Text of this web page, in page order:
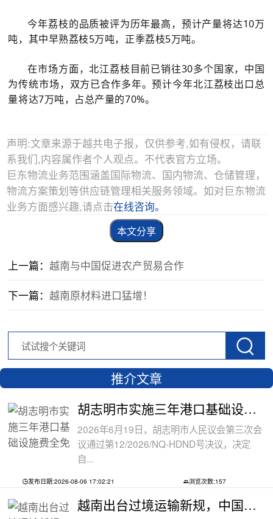
今年荔枝的品质被评为历年最高，预计产量将达10万
吨，其中早熟荔枝5万吨，正季荔枝5万吨。
在市场方面，北江荔枝目前已销往30多个国家，中国
为传统市场，双方已合作多年。预计今年北江荔枝出口总
量将达7万吨，占总产量的70%。
声明:文章来源于越共电子报，仅供参考,如有侵权，请联
系我们,内容属作者个人观点。不代表官方立场。
巨东物流业务范围涵盖国际物流、国内物流、仓储管理，
物流方案策划等供应链管理相关服务领域。如对巨东物流
业务方面感兴趣,请点击在线咨询。
本文分享
上一篇：越南与中国促进农产贸易合作
下一篇：越南原材料进口猛增！
推介文章
胡志明市实施三年港口基础设施费全免政
2026年6月19日，胡志明市人民议会第三次会
议通过第12/2026/NQ-HDND号决议，决定
自...
发布日期:2026-08-06 17:02:21 浏览次数:157
越南出台过境运输新规，中国货物中转通